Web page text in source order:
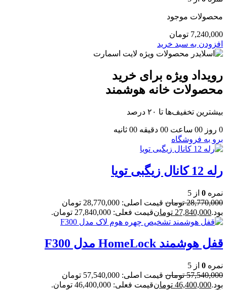
محصولات موجود
7,240,000 تومان
افزودن به سبد خرید
رویداد ویژه برای خرید
محصولات خانه هوشمند
بیشترین تخفیف‌ها تا ۲۰ درصد
0 روز 00 ساعت 00 دقیقه 00 ثانیه
برو به فروشگاه
رله 12 کانال زیگبی تویا
نمره 0 از 5
28,770,000 تومان
قیمت اصلی: 28,770,000 تومان
بود.27,840,000 تومانقیمت فعلی: 27,840,000 تومان.
قفل هوشمند HomeLock مدل F300
نمره 0 از 5
57,540,000 تومان
قیمت اصلی: 57,540,000 تومان
بود.46,400,000 تومانقیمت فعلی: 46,400,000 تومان.